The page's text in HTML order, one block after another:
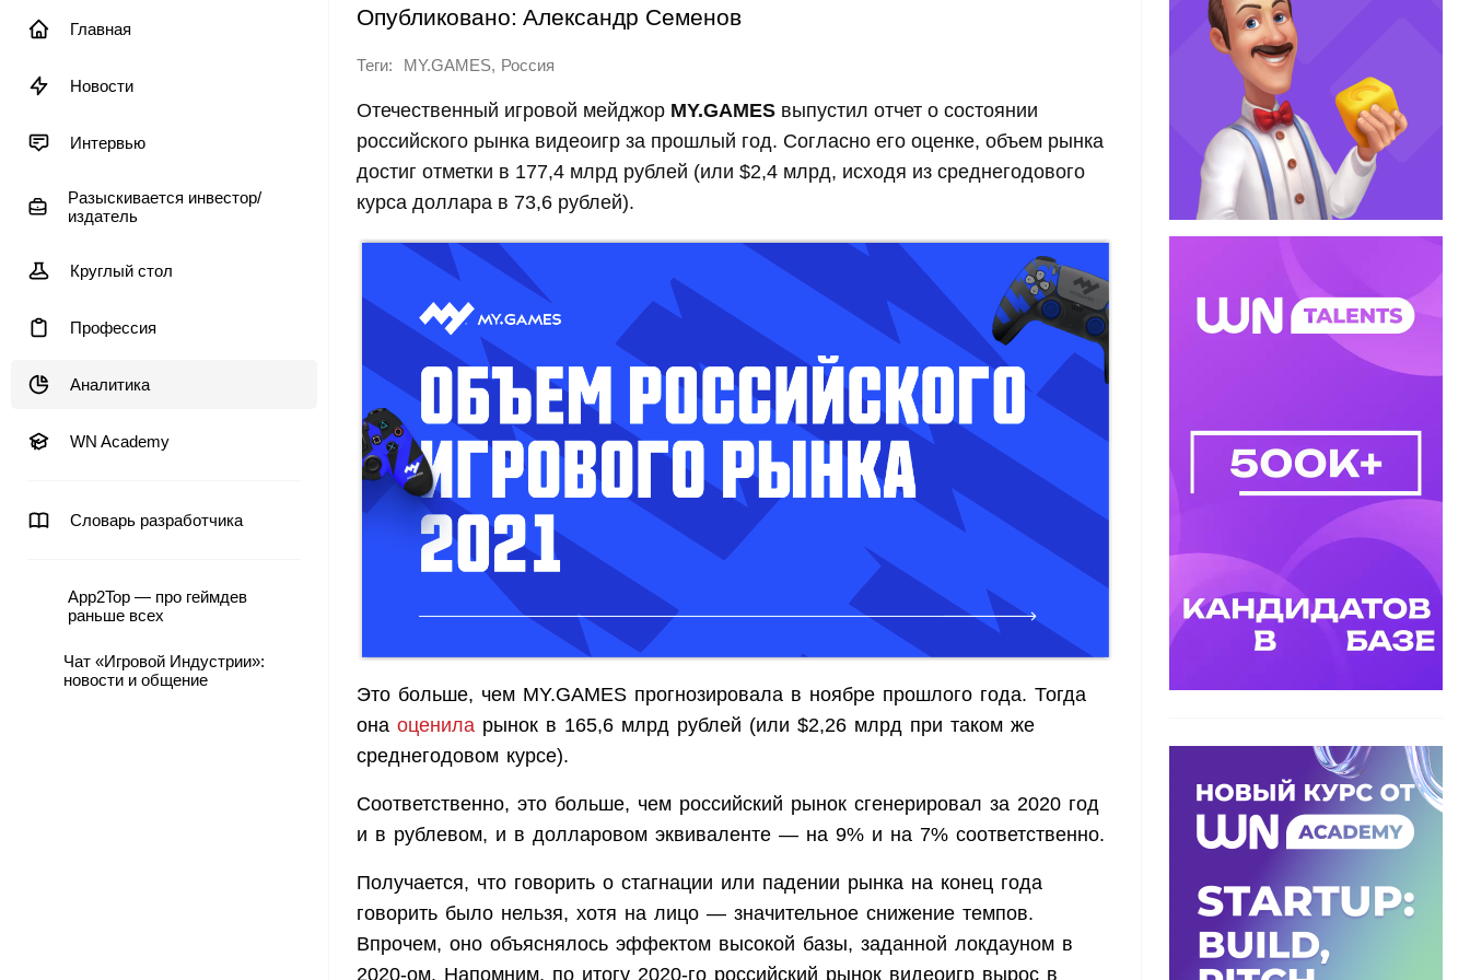
Главная
Новости
Интервью
Разыскивается инвестор/
издатель
Круглый стол
Профессия
Аналитика
WN Academy
Словарь разработчика
App2Top — про геймдев
раньше всех
Чат «Игровой Индустрии»:
новости и общение
Опубликовано: Александр Семенов
Теги: MY.GAMES, Россия
Отечественный игровой мейджор MY.GAMES выпустил отчет о состоянии
российского рынка видеоигр за прошлый год. Согласно его оценке, объем рынка
достиг отметки в 177,4 млрд рублей (или $2,4 млрд, исходя из среднегодового
курса доллара в 73,6 рублей).
Это больше, чем MY.GAMES прогнозировала в ноябре прошлого года. Тогда
она оценила рынок в 165,6 млрд рублей (или $2,26 млрд при таком же
среднегодовом курсе).
Соответственно, это больше, чем российский рынок сгенерировал за 2020 год
и в рублевом, и в долларовом эквиваленте — на 9% и на 7% соответственно.
Получается, что говорить о стагнации или падении рынка на конец года
говорить было нельзя, хотя на лицо — значительное снижение темпов.
Впрочем, оно объяснялось эффектом высокой базы, заданной локдауном в
2020-ом. Напомним, по итогу 2020-го российский рынок видеоигр вырос в